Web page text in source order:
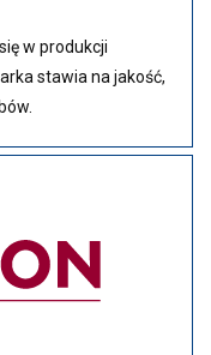
w produkcji
stawia na jakość,